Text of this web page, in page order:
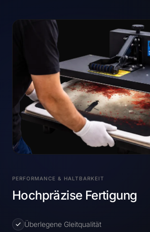
PERFORMANCE & HALTBARKEIT
Hochpräzise Fertigung
Überlegene Gleitqualität